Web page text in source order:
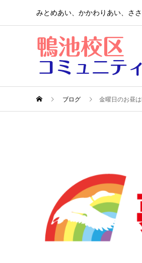
みとめあい、かかわりあい、さ
ブログ 金曜日のお昼